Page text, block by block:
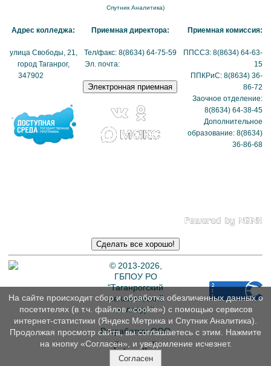
Спутник Аналитика)
Адрес колледжа:
улица Свободы, 21,
город Таганрог,
347902
Приемная директора:
Тел/факс: 8(8634) 64-75-59
Эл. почта:
Приемная комиссия:
ППССЗ: 8(8634) 64-63-
15
ППКРиС: 8(8634) 36-
86-72
Заочное отделение:
8(8634) 64-38-45
Дополнительное
образование: 8(8634)
36-86-68
© 2013-2026,
ГБПОУ РО
"Таганрогский
механический
колледж"
Разработка: ООО
«Интэрсо»
На сайте происходит сбор и обработка обезличенных данных о
посетителях (в т.ч. файлов «cookie») с помощью сервисов
интернет-статистики (Яндекс Метрика и Спутник Аналитика).
Продолжая просмотр сайта, вы соглашаетесь с этим. Нажмите
на кнопку «Согласен», и уведомление исчезнет.
Согласен